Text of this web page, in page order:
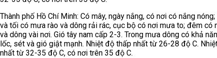
Thành phố Hồ Chí Minh: Có mây, ngày nắng, có nơi có nắng
và tối có mưa rào và dông rải rác, cục bộ có nơi mưa to; đêm có
và dông vài nơi. Gió tây nam cấp 2-3. Trong mưa dông có khả
lốc, sét và gió giật mạnh. Nhiệt độ thấp nhất từ 26-28 độ C.
nhất từ 32-35 độ C, có nơi trên 35 độ C.